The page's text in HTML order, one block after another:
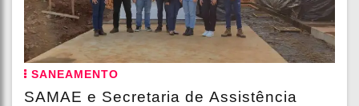
SANEAMENTO
SAMAE e Secretaria de Assistência